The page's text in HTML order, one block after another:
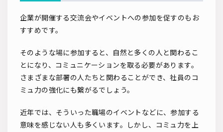
企業が開催する交流会やイベントへの参加を促すのもお
すすめです。
そのような場に参加すると、自然と多くの人と関わるこ
とになり、コミュニケーションを取る必要があります。
さまざまな部署の人たちと関わることができ、社員のコ
ミュ力の強化にも繋がるでしょう。
近年では、そういった職場のイベントなどに、参加する
意味を感じない人も多くいます。しかし、コミュ力を上